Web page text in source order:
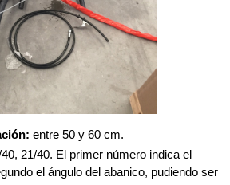
entre 50 y 60 cm.
21/40. El primer número indica el
el ángulo del abanico, pudiendo ser